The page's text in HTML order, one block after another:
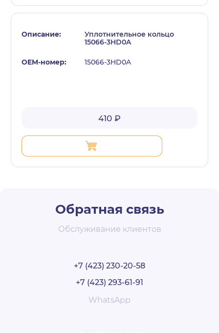
Уплотнительное кольцо
15066-3HD0A
15066-3HD0A
410 ₽
Обратная связь
Обслуживание клиентов
+7 (423) 230-20-58
+7 (423) 293-61-91
WhatsApp